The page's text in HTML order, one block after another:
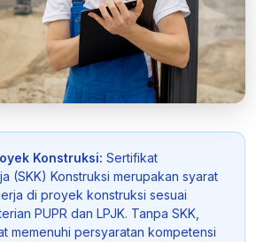
Konstruksi: Sertifikat
(SKK) Konstruksi merupakan syarat
di proyek konstruksi sesuai
PUPR dan LPJK. Tanpa SKK,
memenuhi persyaratan kompetensi